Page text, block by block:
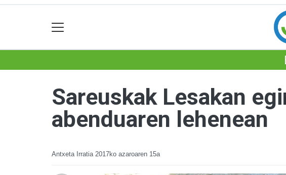
Sareuskak Lesakan
abenduaren lehenean
Antxeta Irratia 2017ko azaroaren 15a